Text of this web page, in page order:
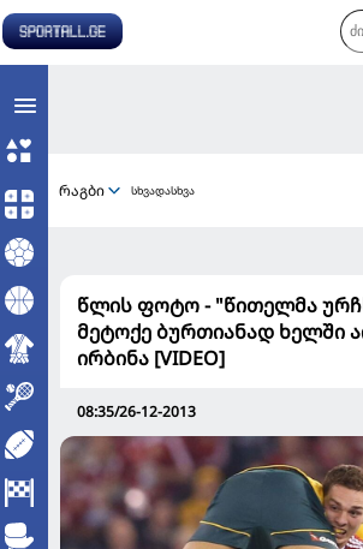
რაგბი სხვადასხვა
წლის ფოტო - "წითელმა
მეტოქე ბურთიანად ხელში
ირბინა [VIDEO]
08:35/26-12-2013